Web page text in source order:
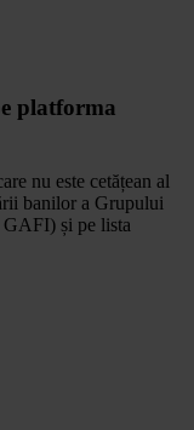
platforma
nu este cetățean al
banilor a Grupului
și pe lista